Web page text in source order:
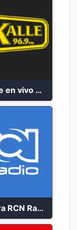
La Kalle en vivo 2023
Emisora RCN Radio 93.9 FM Bogotá